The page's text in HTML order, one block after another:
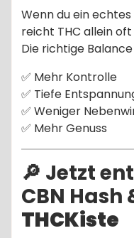
Wenn du ein
reicht THC allein
Die richtige
✅ Mehr Kontrolle
✅ Tiefe
✅ Weniger
✅ Mehr Genuss
🔎 Jetzt
CBN Hash
THCKiste